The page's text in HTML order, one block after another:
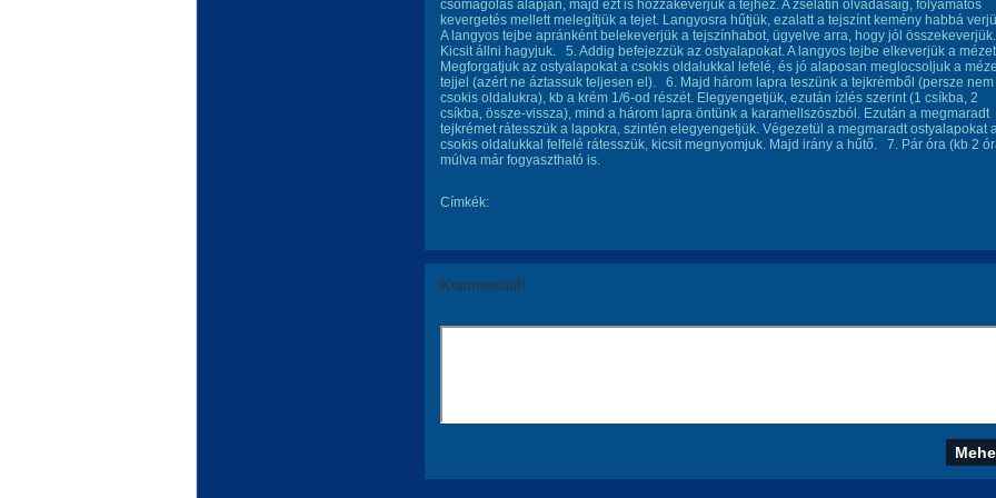
csomagolás alapján, majd ezt is hozzákeverjük a tejhez. A zselatin olvadásáig, folyamatos
kevergetés mellett melegítjük a tejet. Langyosra hűtjük, ezalatt a tejszínt kemény habbá
A langyos tejbe apránként belekeverjük a tejszínhabot, ügyelve arra, hogy jól összekeverjük.
Kicsit állni hagyjuk. 5. Addig befejezzük az ostyalapokat. A langyos tejbe elkeverjük a
Megforgatjuk az ostyalapokat a csokis oldalukkal lefelé, és jó alaposan meglocsoljuk a
tejjel (azért ne áztassuk teljesen el). 6. Majd három lapra teszünk a tejkrémből (persze nem
csokis oldalukra), kb a krém 1/6-od részét. Elegyengetjük, ezután ízlés szerint (1 csíkba, 2
csíkba, össze-vissza), mind a három lapra öntünk a karamellszószból. Ezután a megmaradt
tejkrémet rátesszük a lapokra, szintén elegyengetjük. Végezetül a megmaradt ostyalapokat
csokis oldalukkal felfelé rátesszük, kicsit megnyomjuk. Majd irány a hűtő. 7. Pár óra (kb 2
múlva már fogyasztható is.
Címkék:
Kommentáld!